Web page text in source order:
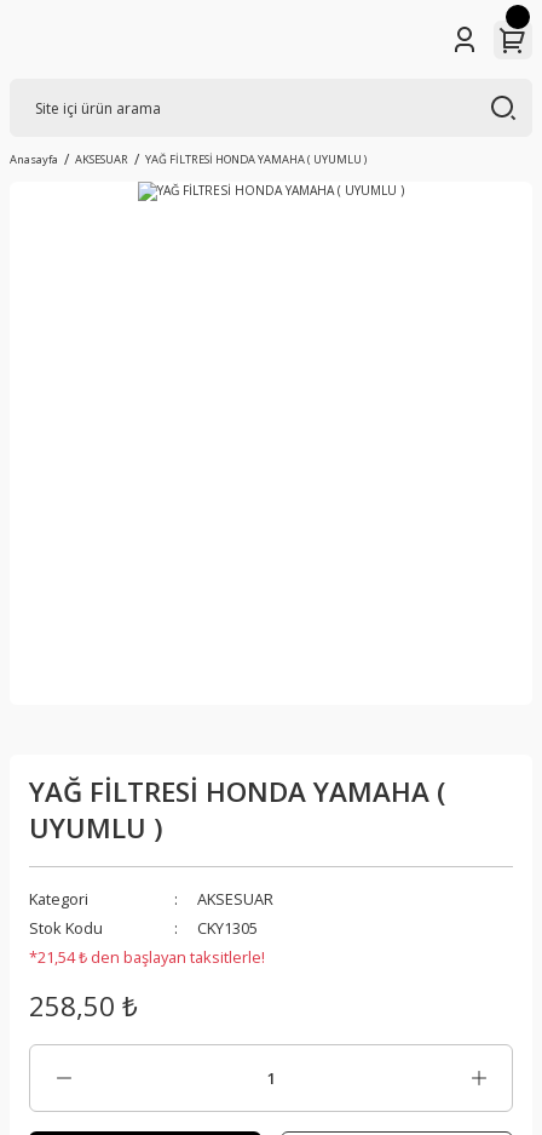
Anasayfa AKSESUAR YAĞ FİLTRESİ HONDA YAMAHA ( UYUMLU )
YAĞ FİLTRESİ HONDA YAMAHA (
UYUMLU )
Kategori
AKSESUAR
Stok Kodu
CKY1305
*21,54 ₺ den başlayan taksitlerle!
258,50 ₺